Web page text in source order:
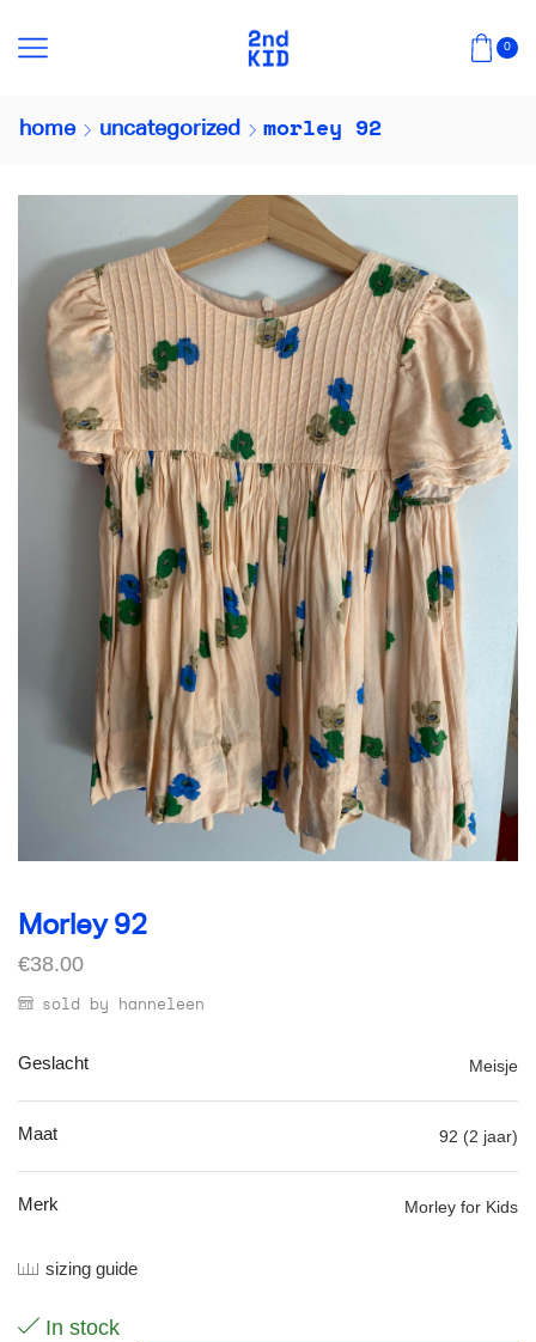
0
home uncategorized morley 92
Morley 92
€38.00
sold by hanneleen
Geslacht Meisje
Maat 92 (2 jaar)
Merk Morley for Kids
sizing guide
In stock